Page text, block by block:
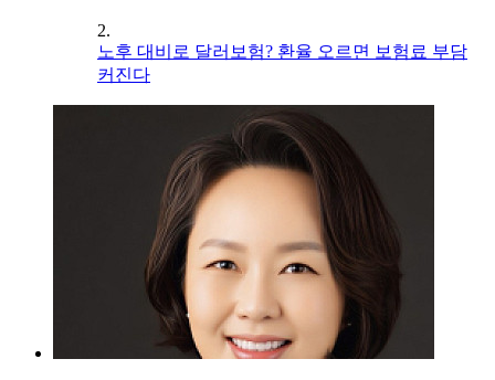
2.
노후 대비로 달러보험? 환율 오르면 보험료 부담
커진다